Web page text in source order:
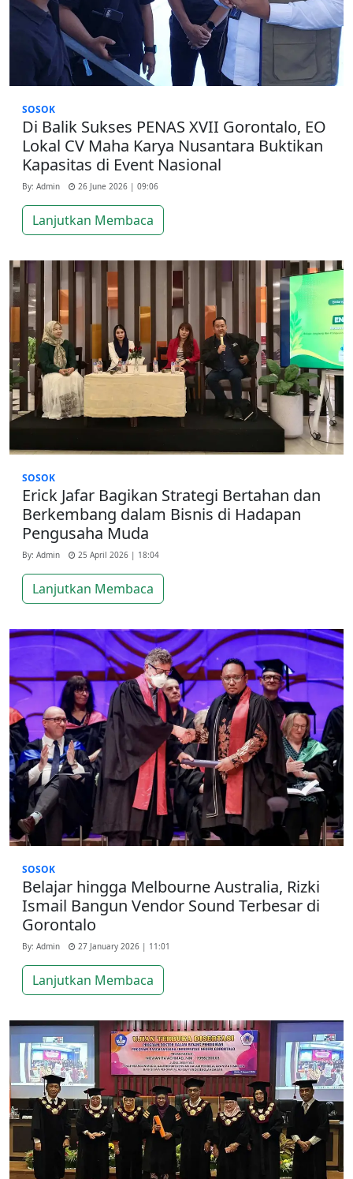
SOSOK
Di Balik Sukses PENAS XVII Gorontalo, EO
Lokal CV Maha Karya Nusantara Buktikan
Kapasitas di Event Nasional
By: Admin 26 June 2026 | 09:06
Lanjutkan Membaca
SOSOK
Erick Jafar Bagikan Strategi Bertahan dan
Berkembang dalam Bisnis di Hadapan
Pengusaha Muda
By: Admin 25 April 2026 | 18:04
Lanjutkan Membaca
SOSOK
Belajar hingga Melbourne Australia, Rizki
Ismail Bangun Vendor Sound Terbesar di
Gorontalo
By: Admin 27 January 2026 | 11:01
Lanjutkan Membaca